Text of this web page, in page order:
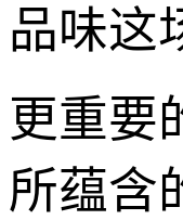
品味这
更重要
所蕴含